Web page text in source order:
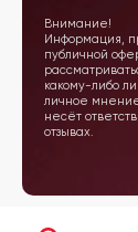
Внимание!
Информация,
публичной
какому-либо
личное
несёт
отзывах.